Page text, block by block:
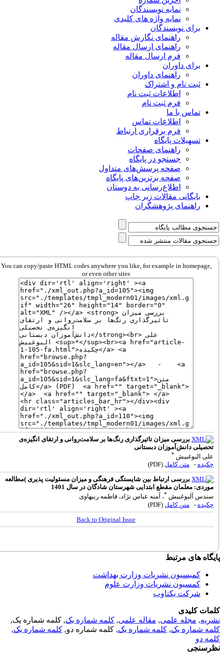
نمایه نویسندگان
نمایه واژه های کلیدی
برای نویسندگان
راهنمای نگارش مقاله
راهنمای ارسال مقاله
فرم ارسال مقاله
برای داوران
راهنمای داوران
ثبت نام و اشتراک
اطلاعات ثبت نام
فرم ثبت نام
تماس با ما
اطلاعات تماس
فرم برقراری ارتباط
تسهیلات پایگاه
راهنمای صفحات
جستجو در پایگاه
صفحه پرسش‌های متداول
صفحه برترین‌های پایگاه
اطلاع‌رسانی به دوستان
بایگانی مقالات زیر چاپ
راهنمای پژوهشگران
You can copy/paste HTML codes anywhere you like, for example in homepage,
or even other sites
بررسی میزان تاثیرگذاری رنگ‌ها بر سلامت‌روانی و ارتقای انگیزه‌ی
تحصیلی دانش‌آموزان دبستانی
علی البوغبیش*
چکیده - متن کامل(PDF)
بررسی ارتباط بین شایستگی فرهنگی و میزان مسئولیت پذیری )مطالعه
موردی: معلمان مقطع ابتدایی شهرستان شادگان در سال 1401
سندس آلبوغبیش* ، آمنه عباس نژاد، فاطمه ربیهاوی
چکیده - متن کامل(PDF)
Back to Original Issue
های مرتبط
کمیسیون نشریات وزارت بهداشت
کمسیون نشریات وزارت علوم
شرکت یکتاوب
کلیدی
,مجله علمی, مقاله علمی, کلمه شماره یک, کلمه شماره یک,
شماره یک,کلمه شماره یک, کلمه شماره دو,کلمه شماره یک,
دو